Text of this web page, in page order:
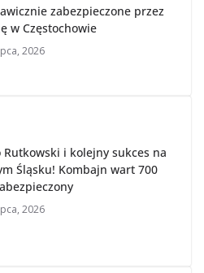
zabezpieczone przez
w Częstochowie
2026
Rutkowski i kolejny sukces na
Śląsku! Kombajn wart 700
2026